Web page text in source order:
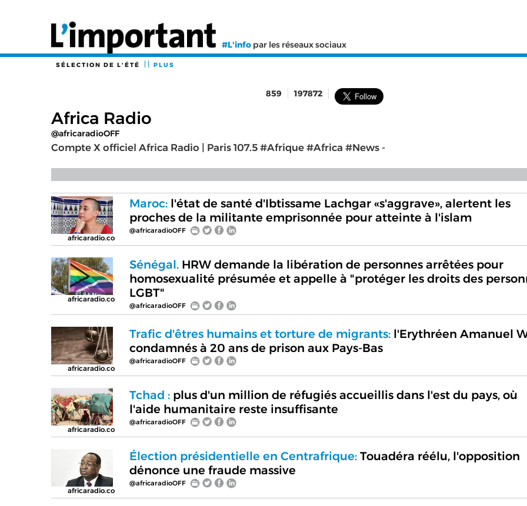
#L'info par les réseaux sociaux
SÉLECTION DE L'ÉTÉ PLUS
859 197872
Africa Radio
@africaradioOFF
Compte X officiel Africa Radio | Paris 107.5 #Afrique #Africa #News -
africaradio.co
Maroc:l'état de santé d'Ibtissame Lachgar «s'aggrave», alertent les
proches de la militante emprisonnée pour atteinte à l'islam
@africaradioOFF
africaradio.co
Sénégal.HRW demande la libération de personnes arrêtées pour
homosexualité présumée et appelle à "protéger les droits des
LGBT"
@africaradioOFF
africaradio.co
Trafic d'êtres humains et torture de migrants:l'Erythréen Amanuel
condamnés à 20 ans de prison aux Pays-Bas
@africaradioOFF
africaradio.co
Tchad :plus d'un million de réfugiés accueillis dans l'est du pays, où
l'aide humanitaire reste insuffisante
@africaradioOFF
africaradio.co
Élection présidentielle en Centrafrique:Touadéra réélu, l'opposition
dénonce une fraude massive
@africaradioOFF